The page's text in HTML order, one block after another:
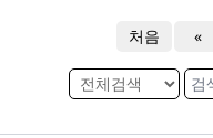
처음 «